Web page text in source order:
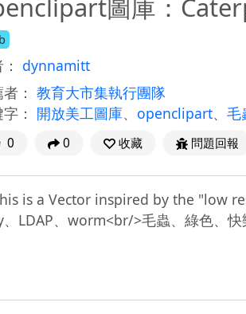
圖庫：
dynnamitt
： 教育大市集執行團隊
： 開放美工圖庫、 openclipart、 毛
0 0 收藏 問題回報
is a Vector inspired by the "low